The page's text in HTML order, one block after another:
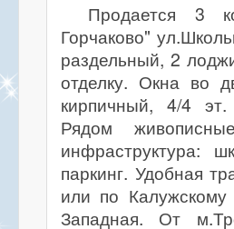
Продается 3
Горчаково"
раздельный, 2
отделку. Окна во
кирпичный, 4/4
Рядом
инфраструктура:
паркинг. Удобная
или по
Западная. От